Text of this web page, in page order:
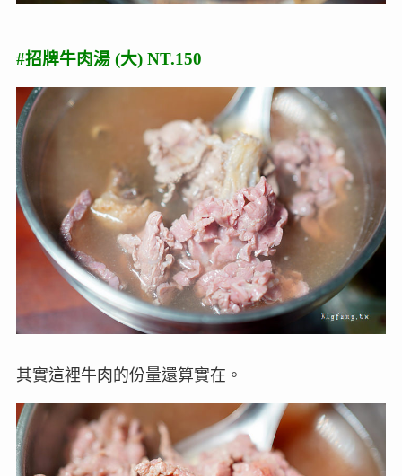
#招牌牛肉湯 (大) NT.150
其實這裡牛肉的份量還算實在。